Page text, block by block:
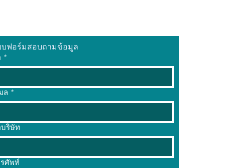
ฟอร์มสอบถามข้อมูล
*
ล *
ริษัท
ศัพท์